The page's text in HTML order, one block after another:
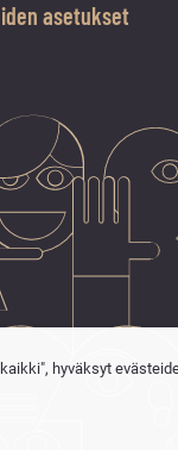
asetukset
hyväksyt